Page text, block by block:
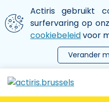
Aller au contenu principal
We gebruiken cookies
Actiris gebruikt
surfervaring op
cookiebeleidvoor
Verander
le menu